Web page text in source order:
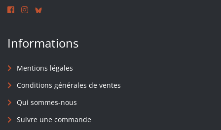
Informations
Mentions légales
Conditions générales de ventes
Qui sommes-nous
Suivre une commande